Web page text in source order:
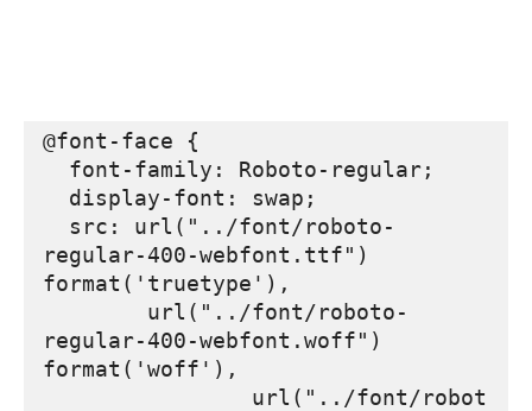
@font-face {
regular-400-webfont.ttf")
format('truetype'),
regular-400-webfont.woff")
format('woff'),